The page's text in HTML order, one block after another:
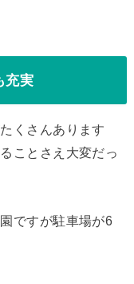
充実
くさんあります
ことさえ大変だっ
ですが駐車場が6